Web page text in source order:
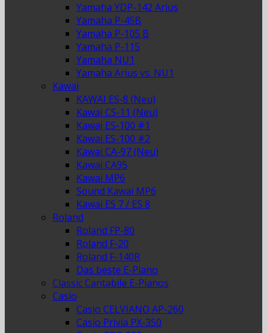
Yamaha YDP-142 Arius
Yamaha P-45B
Yamaha P-105 B
Yamaha P-115
Yamaha NU1
Yamaha Arius vs. NU1
Kawai
KAWAI ES-8 (Neu)
Kawai CS-11 (Neu)
Kawai ES-100 #1
Kawai ES-100 #2
Kawai CA-97 (Neu)
Kawai CA95
Kawai MP6
Sound Kawai MP6
Kawai ES 7 / ES 8
Roland
Roland FP-80
Roland F-20
Roland F-140R
Das beste E-Piano
Classic Cantabile E-Pianos
Casio
Casio CELVIANO AP-260
Casio Privia PX-350